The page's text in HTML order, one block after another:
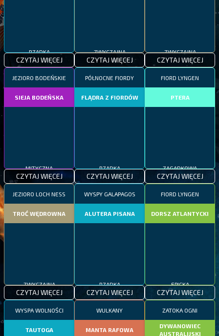
RZADKA
CZYTAJ WIĘCEJ
ZWYCZAJNA
CZYTAJ WIĘCEJ
ZWYCZAJNA
CZYTAJ WIĘCEJ
JEZIORO BODEŃSKIE
SIEJA BODEŃSKA
MITYCZNA
CZYTAJ WIĘCEJ
PÓŁNOCNE FIORDY
FLĄDRA Z FIORDÓW
RZADKA
CZYTAJ WIĘCEJ
FIORD LYNGEN
PTERA
ZAGADKOWA
CZYTAJ WIĘCEJ
JEZIORO LOCH NESS
TROĆ WĘDROWNA
ZWYCZAJNA
CZYTAJ WIĘCEJ
WYSPY GALAPAGOS
ALUTERA PISANA
RZADKA
CZYTAJ WIĘCEJ
FIORD LYNGEN
DORSZ ATLANTYCKI
EPICKA
CZYTAJ WIĘCEJ
WYSPA WOLNOŚCI
TAUTOGA
WULKANY
MANTA RAFOWA
ZATOKA OGNI
DYWANOWIEC
AUSTRALIJSKI